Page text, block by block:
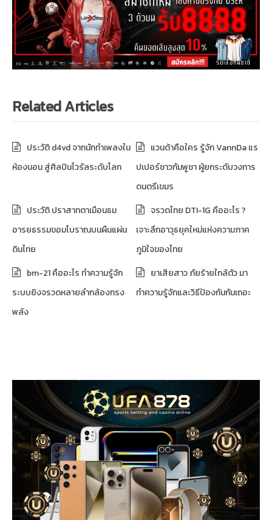
Related Articles
ประวัติ d4vd จากนักทำเพลงใน
ห้องนอน สู่ศิลปินไวรัลระดับโลก
แวนด้าคือใคร รู้จัก VannDa แร
ปเปอร์ชาวกัมพูชา ผู้ยกระดับวงการ
ดนตรีเขมร
ประวัติ ปราสาทตาเมือนธม
อารยธรรมขอมโบราณบนผืนแผ่น
ดินไทย
จรวดไทย DTI-1G คืออะไร ?
เจาะลึกอาวุธยุคใหม่แห่งความภาค
ภูมิใจของไทย
bm-21 คืออะไร ทำความรู้จัก
ระบบยิงจรวดหลายลำกล้องทรง
พลัง
ยาเสียสาว ภัยร้ายใกล้ตัว มา
ทำความรู้จักและวิธีป้องกันกันเถอะ